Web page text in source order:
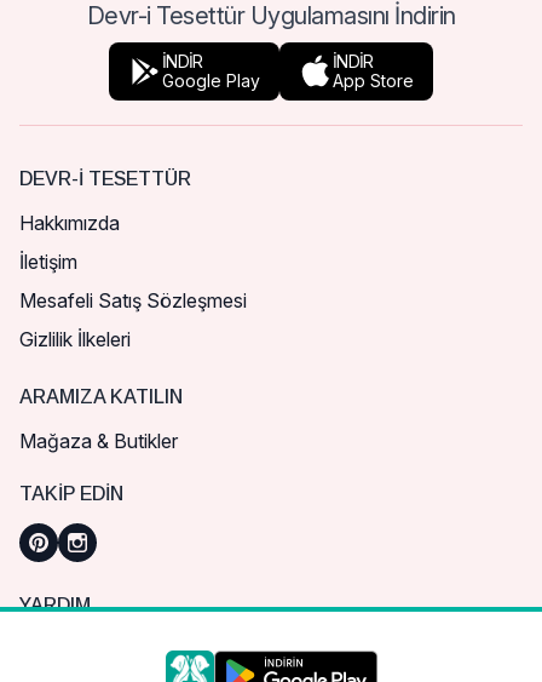
Devr-i Tesettür Uygulamasını İndirin
İNDİR
Google Play
İNDİR
App Store
DEVR-I TESETTÜR
Hakkımızda
İletişim
Mesafeli Satış Sözleşmesi
Gizlilik İlkeleri
ARAMIZA KATILIN
Mağaza & Butikler
TAKIP EDIN
YARDIM
Sık Sorulan Sorular